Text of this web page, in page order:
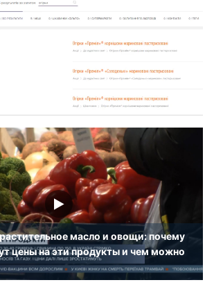
масло и овощи: почему
цены на эти продукты и чем можно